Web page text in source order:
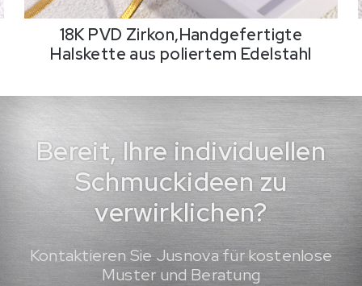
18K PVD Zirkon,Handgefertigte
Halskette aus poliertem Edelstahl
Bereit, Ihre individuellen
Schmuckideen zu
verwirklichen?
Kontaktieren Sie Jusnova für kostenlose
Muster und Beratung